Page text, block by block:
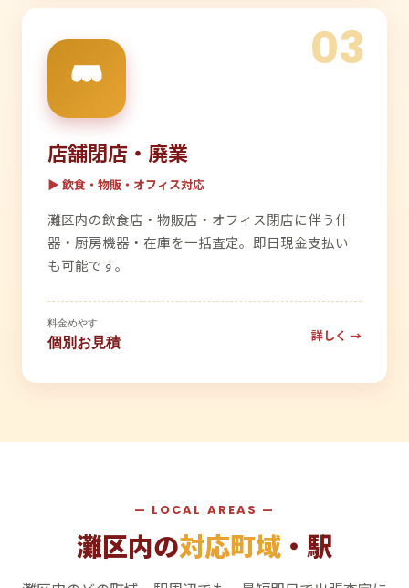
03
店舗閉店・廃業
▶ 飲食・物販・オフィス対応
灘区内の飲食店・物販店・オフィス閉店に伴う什
器・厨房機器・在庫を一括査定。即日現金支払い
も可能です。
料金めやす
個別お見積 詳しく →
— LOCAL AREAS —
灘区内の対応町域 ・駅